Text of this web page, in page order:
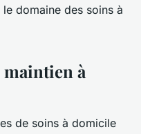
domaine des soins à
maintien à
de soins à domicile